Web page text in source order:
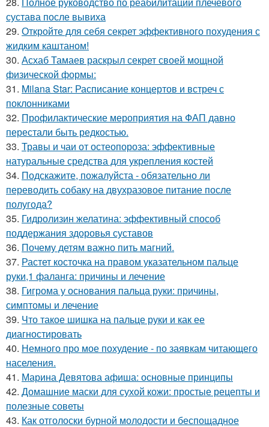
сустава после вывиха
29. Откройте для себя секрет эффективного похудения с
жидким каштаном!
30. Асхаб Тамаев раскрыл секрет своей мощной
физической формы:
31. Milana Star: Расписание концертов и встреч с
поклонниками
32. Профилактические мероприятия на ФАП давно
перестали быть редкостью.
33. Травы и чаи от остеопороза: эффективные
натуральные средства для укрепления костей
34. Подскажите, пожалуйста - обязательно ли
переводить собаку на двухразовое питание после
полугода?
35. Гидролизин желатина: эффективный способ
поддержания здоровья суставов
36. Почему детям важно пить магний.
37. Растет косточка на правом указательном пальце
руки,1 фаланга: причины и лечение
38. Гигрома у основания пальца руки: причины,
симптомы и лечение
39. Что такое шишка на пальце руки и как ее
диагностировать
40. Немного про мое похудение - по заявкам читающего
населения.
41. Марина Девятова афиша: основные принципы
42. Домашние маски для сухой кожи: простые рецепты и
полезные советы
43. Как отголоски бурной молодости и беспощадное